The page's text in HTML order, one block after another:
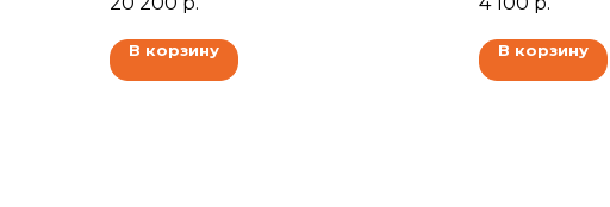
В корзину В корзину